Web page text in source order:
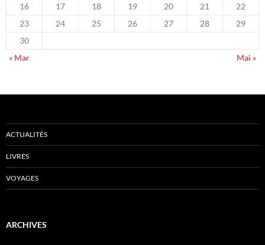
16
17 18 19 20 21
22
23
24 25 26 27 28
29
30
« Mar
Mai »
ACTUALITÉS
LIVRES
VOYAGES
ARCHIVES